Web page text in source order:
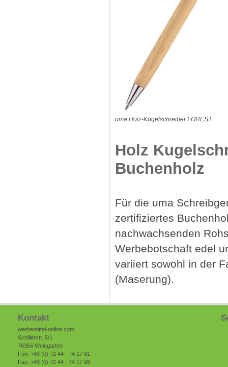
uma Holz-Kugelschreiber FOREST
Holz
Buchenholz
Für die uma
zertifiziertes
nachwachsenden
Werbebotschaft edel
variiert sowohl in der
(Maserung).
Kontakt
werbemittel-online.com
Schillerstr. 5/1
76356 Weingarten
Fon: +49 (0) 72 44 - 74 17 81
Fax: +49 (0) 72 44 - 74 17 88